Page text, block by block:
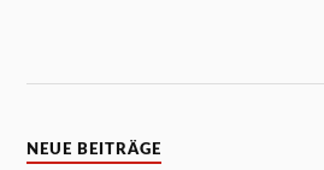
NEUE BEITRÄGE